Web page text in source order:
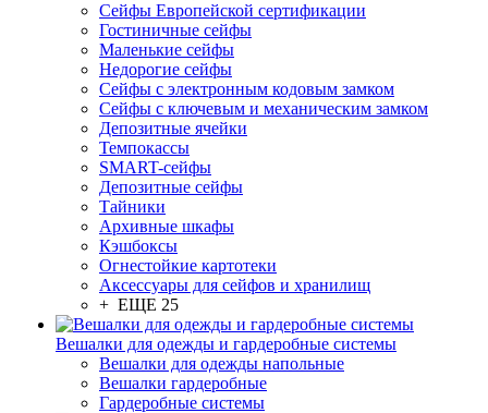
Сейфы Европейской сертификации
Гостиничные сейфы
Маленькие сейфы
Недорогие сейфы
Сейфы с электронным кодовым замком
Сейфы с ключевым и механическим замком
Депозитные ячейки
Темпокассы
SMART-сейфы
Депозитные сейфы
Тайники
Архивные шкафы
Кэшбоксы
Огнестойкие картотеки
Аксессуары для сейфов и хранилищ
+ ЕЩЕ 25
Вешалки для одежды и гардеробные системы
Вешалки для одежды напольные
Вешалки гардеробные
Гардеробные системы